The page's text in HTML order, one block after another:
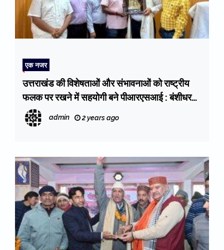
एक नजर
उत्तराखंड की विशेषताओं और संभावनाओं को राष्ट्रीय
फलक पर रखने में सहयोगी बने पीआरएसआई : बंशीधर
तिवारी
admin 2 years ago